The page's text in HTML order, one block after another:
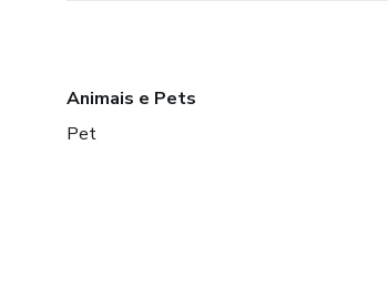
Animais e Pets
Pet